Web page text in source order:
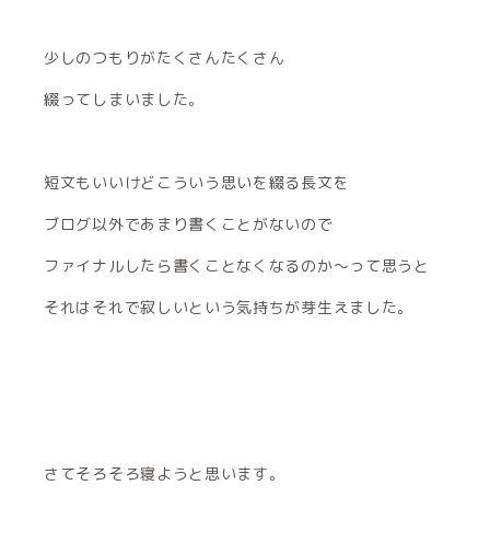
少しのつもりがたくさんたくさん
綴ってしまいました。
短文もいいけどこういう思いを綴る長文を
ブログ以外であまり書くことがないので
ファイナルしたら書くことなくなるのか〜って思うと
それはそれで寂しいという気持ちが芽生えました。
さてそろそろ寝ようと思います。